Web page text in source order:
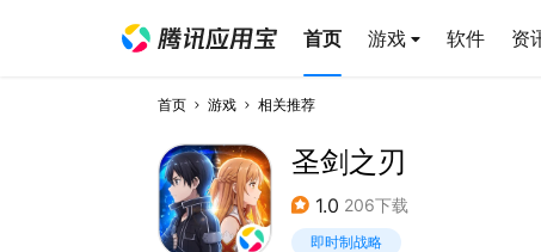
首页 游戏 软件 资
首页 游戏 相关推荐
圣剑之刃
1.0 206下载
即时制战略